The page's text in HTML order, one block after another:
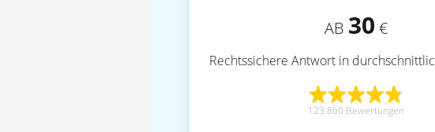
AB 30 €
Rechtssichere Antwort in
123.860 Bewertungen